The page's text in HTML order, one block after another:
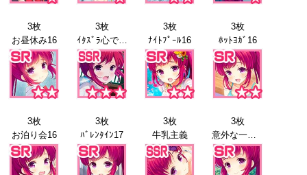
3枚
お昼休み16
3枚
ｲﾀｽﾞﾗ心で…
3枚
ﾅｲﾄﾌﾟｰﾙ16
3枚
ﾎｯﾄﾖｶﾞ16
3枚
お泊り会16
3枚
ﾊﾞﾚﾝﾀｲﾝ17
3枚
牛乳主義
3枚
意外な一面17